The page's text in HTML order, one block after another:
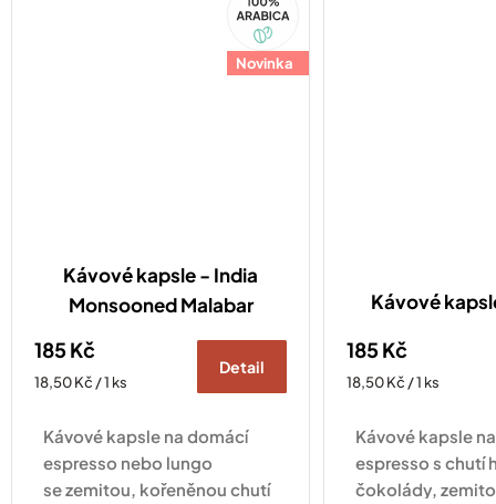
Novinka
Arabica
Kávové kapsle - India
Monsooned Malabar
185 Kč
Měrná
18,50 Kč / 1 ks
Detail
Kávové kapsle na domácí
espresso nebo lungo
se zemitou, kořeněnou chutí
Kávové
185 Kč
Měrná
18,50 Kč / 1 ks
Kávové kapsle
espresso s chutí
čokolády,